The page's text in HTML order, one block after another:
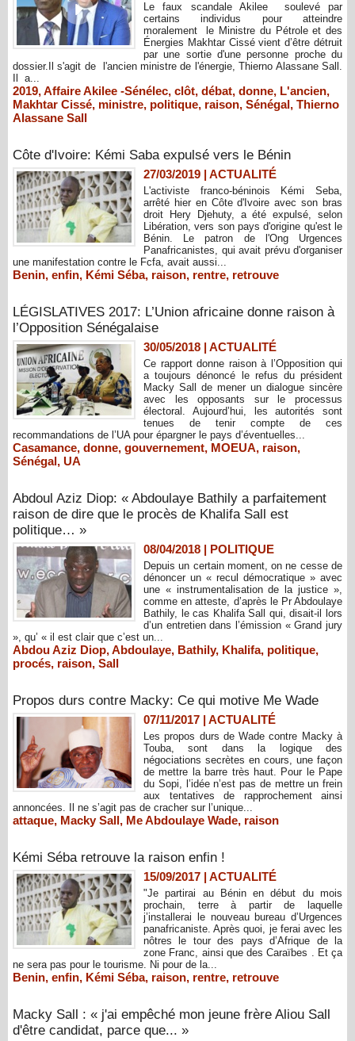
Le faux scandale Akilee soulevé par
certains individus pour atteindre
moralement le Ministre du Pétrole et des
Énergies Makhtar Cissé vient d’être détruit
par une sortie d'une personne proche du
dossier.Il s'agit de l'ancien ministre de l'énergie, Thierno Alassane Sall.
Il a...
2019,Affaire Akilee -Sénélec, clôt, débat, donne, L'ancien,
Makhtar Cissé, ministre, politique, raison, Sénégal, Thierno
Alassane Sall
Côte d'Ivoire: Kémi Saba expulsé vers le Bénin
27/03/2019 | ACTUALITÉ
L'activiste franco-béninois Kémi Seba,
arrêté hier en Côte d'Ivoire avec son bras
droit Hery Djehuty, a été expulsé, selon
Libération, vers son pays d'origine qu'est le
Bénin. Le patron de l'Ong Urgences
Panafricanistes, qui avait prévu d'organiser
une manifestation contre le Fcfa, avait aussi...
Benin, enfin, Kémi Séba, raison, rentre, retrouve
LÉGISLATIVES 2017: L’Union africaine donne raison à
l’Opposition Sénégalaise
30/05/2018 | ACTUALITÉ
Ce rapport donne raison à l’Opposition qui
a toujours dénoncé le refus du président
Macky Sall de mener un dialogue sincère
avec les opposants sur le processus
électoral. Aujourd’hui, les autorités sont
tenues de tenir compte de ces
recommandations de l’UA pour épargner le pays d’éventuelles...
Casamance, donne, gouvernement, MOEUA, raison,
Sénégal, UA
Abdoul Aziz Diop: « Abdoulaye Bathily a parfaitement
raison de dire que le procès de Khalifa Sall est
politique… »
08/04/2018 | POLITIQUE
Depuis un certain moment, on ne cesse de
dénoncer un « recul démocratique » avec
une « instrumentalisation de la justice »,
comme en atteste, d’après le Pr Abdoulaye
Bathily, le cas Khalifa Sall qui, disait-il lors
d’un entretien dans l’émission « Grand jury
», qu’ « il est clair que c’est un...
Abdou Aziz Diop,Abdoulaye, Bathily, Khalifa, politique,
procés, raison, Sall
Propos durs contre Macky: Ce qui motive Me Wade
07/11/2017 | ACTUALITÉ
Les propos durs de Wade contre Macky à
Touba, sont dans la logique des
négociations secrètes en cours, une façon
de mettre la barre très haut. Pour le Pape
du Sopi, l’idée n’est pas de mettre un frein
aux tentatives de rapprochement ainsi
annoncées. Il ne s’agit pas de cracher sur l’unique...
attaque, Macky Sall, Me Abdoulaye Wade, raison
Kémi Séba retrouve la raison enfin !
15/09/2017 | ACTUALITÉ
"Je partirai au Bénin en début du mois
prochain, terre à partir de laquelle
j’installerai le nouveau bureau d’Urgences
panafricaniste. Après quoi, je ferai avec les
nôtres le tour des pays d’Afrique de la
zone Franc, ainsi que des Caraïbes . Et ça
ne sera pas pour le tourisme. Ni pour de la...
Benin, enfin, Kémi Séba, raison, rentre, retrouve
Macky Sall : « j'ai empêché mon jeune frère Aliou Sall
d'être candidat, parce que... »